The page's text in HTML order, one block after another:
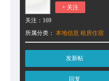
+ 关注
关注： 169
所属分类： 本地信息 租房住宿
发新帖
回复